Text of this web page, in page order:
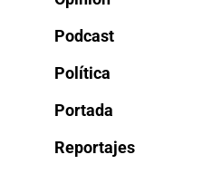
Podcast
Política
Portada
Reportajes